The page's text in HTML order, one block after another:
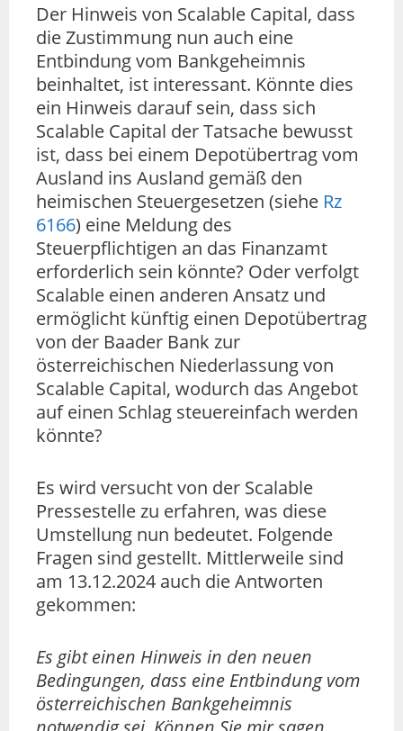
Der Hinweis von Scalable Capital, dass
die Zustimmung nun auch eine
Entbindung vom Bankgeheimnis
beinhaltet, ist interessant. Könnte dies
ein Hinweis darauf sein, dass sich
Scalable Capital der Tatsache bewusst
ist, dass bei einem Depotübertrag vom
Ausland ins Ausland gemäß den
heimischen Steuergesetzen (siehe Rz
6166) eine Meldung des
Steuerpflichtigen an das Finanzamt
erforderlich sein könnte? Oder verfolgt
Scalable einen anderen Ansatz und
ermöglicht künftig einen Depotübertrag
von der Baader Bank zur
österreichischen Niederlassung von
Scalable Capital, wodurch das Angebot
auf einen Schlag steuereinfach werden
könnte?
Es wird versucht von der Scalable
Pressestelle zu erfahren, was diese
Umstellung nun bedeutet. Folgende
Fragen sind gestellt. Mittlerweile sind
am 13.12.2024 auch die Antworten
gekommen:
Es gibt einen Hinweis in den neuen
Bedingungen, dass eine Entbindung vom
österreichischen Bankgeheimnis